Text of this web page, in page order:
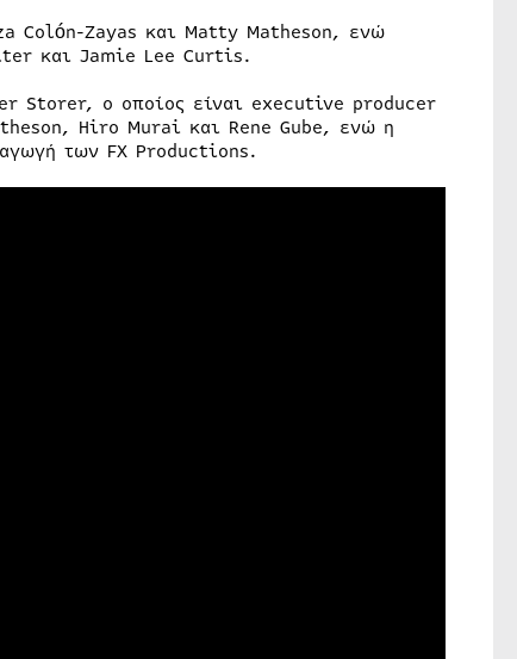
Colón-Zayas και Matty Matheson, ενώ
και Jamie Lee Curtis.
Storer, ο οποίος είναι executive producer
Hiro Murai και Rene Gube, ενώ η
των FX Productions.